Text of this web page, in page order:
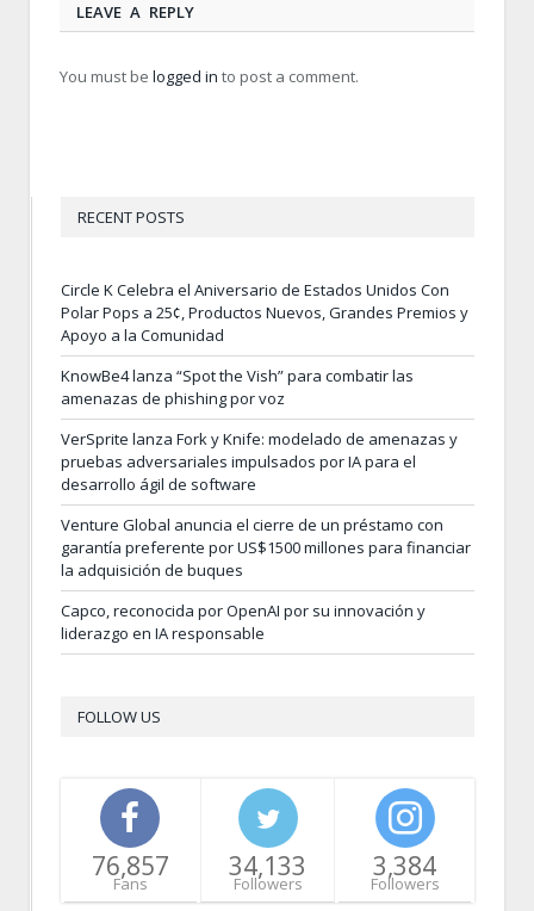
LEAVE A REPLY
You must be logged in to post a comment.
RECENT POSTS
Circle K Celebra el Aniversario de Estados Unidos Con
Polar Pops a 25¢, Productos Nuevos, Grandes Premios y
Apoyo a la Comunidad
KnowBe4 lanza “Spot the Vish” para combatir las
amenazas de phishing por voz
VerSprite lanza Fork y Knife: modelado de amenazas y
pruebas adversariales impulsados por IA para el
desarrollo ágil de software
Venture Global anuncia el cierre de un préstamo con
garantía preferente por US$1500 millones para financiar
la adquisición de buques
Capco, reconocida por OpenAI por su innovación y
liderazgo en IA responsable
FOLLOW US
76,857
Fans
34,133
Followers
3,384
Followers